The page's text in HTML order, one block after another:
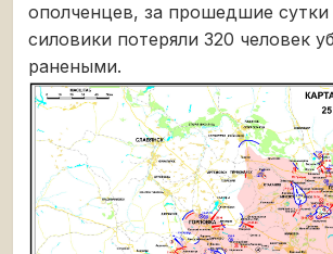
ополченцев, за прошедшие сутки
силовики потеряли 320 человек
ранеными.